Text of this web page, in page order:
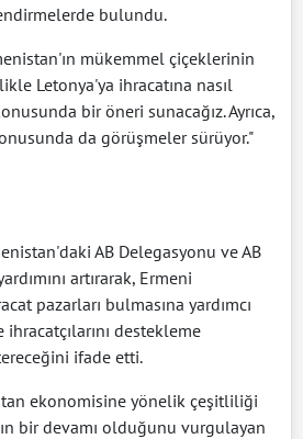
bulundu.
mükemmel çiçeklerinin
Letonya'ya ihracatına nasıl
bir öneri sunacağız. Ayrıca,
da görüşmeler sürüyor."
AB Delegasyonu ve AB
artırarak, Ermeni
pazarları bulmasına yardımcı
destekleme
ifade etti.
ekonomisine yönelik çeşitliliği
bir devamı olduğunu vurgulayan